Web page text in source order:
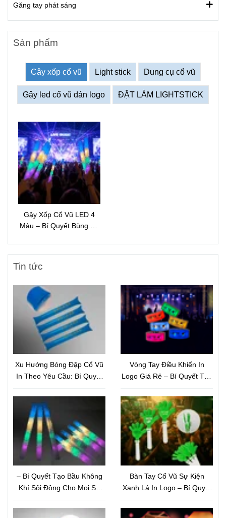
Găng tay phát sáng
Sản phẩm
Cây xốp cổ vũ Light stick Dung cụ cổ vũ
Gậy led cổ vũ dán logo ĐẶT LÀM LIGHTSTICK
Gậy Xốp Cổ Vũ LED 4
Màu – Bí Quyết Bùng Nổ
Tin tức
Xu Hướng Bóng Đập Cổ Vũ
In Theo Yêu Cầu: Bí Quyết
Vòng Tay Điều Khiển In
Logo Giá Rẻ – Bí Quyết Tạo
Nổ Và Nâng Tầm Thương
Hiệu
– Bí Quyết Tạo Bầu Không
Khí Sôi Động Cho Mọi Sự
Bàn Tay Cổ Vũ Sự Kiện
Xanh Lá In Logo – Bí Quyết
Kiệm Nhưng Hiệu Quả Bất